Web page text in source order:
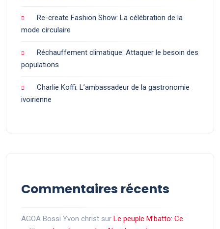
Re-create Fashion Show: La célébration de la
mode circulaire
Réchauffement climatique: Attaquer le besoin des
populations
Charlie Koffi: L’ambassadeur de la gastronomie
ivoirienne
Commentaires récents
AGOA Bossi Yvon christ sur Le peuple M’batto: Ce